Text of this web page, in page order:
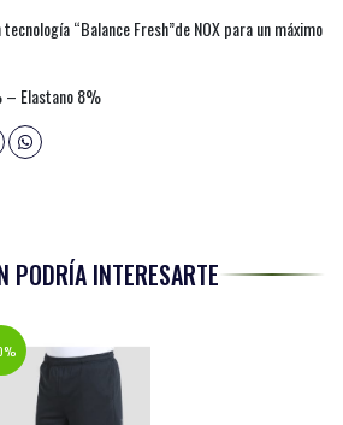
“Balance Fresh”de NOX para un máximo
– Elastano 8%
PODRÍA INTERESARTE